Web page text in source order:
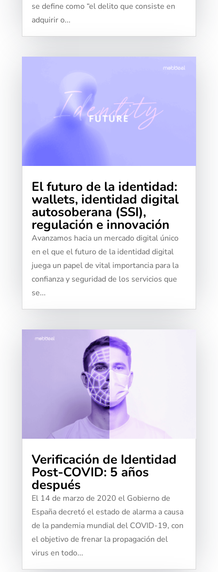
se define como “el delito que consiste en
adquirir o...
El futuro de la identidad:
wallets, identidad digital
autosoberana (SSI),
regulación e innovación
Avanzamos hacia un mercado digital único
en el que el futuro de la identidad digital
juega un papel de vital importancia para la
confianza y seguridad de los servicios que
se...
Verificación de Identidad
Post-COVID: 5 años
después
El 14 de marzo de 2020 el Gobierno de
España decretó el estado de alarma a causa
de la pandemia mundial del COVID-19, con
el objetivo de frenar la propagación del
virus en todo...